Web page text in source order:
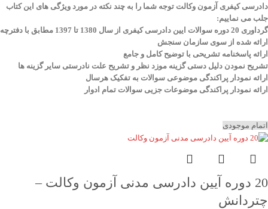
دادرسی کیفری آزمون وکالت توجه شما را به چند نکته در مورد ویژگی های این کتاب
جلب می نماییم:
گرداوری 20 دوره سوالات ایین دادرسی کیفری از سال 1380 تا 1397 مطابق با دفترچه
ارائه شده از سوی سازمان سنجش
ارائه پاسخنامه تشریحی با توضیح کامل و جامع
تشریح نمودن دلیل دستی گزینه موزد نظر و تشریح علت نادرستی سایر گزینه ها
ارائه نمودار پراکندگی موضوعی سوالات به تفکیک هرسال
رائه نمودار پراکندگی موضوعات جزیی سوالات تمام ادوار
اتمام موجودی
20 دوره آیین دادرسی مدنی آزمون وکالت –
چتردانش